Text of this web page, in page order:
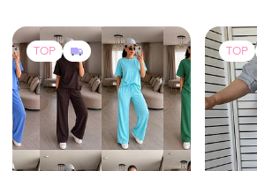
TOP TOP